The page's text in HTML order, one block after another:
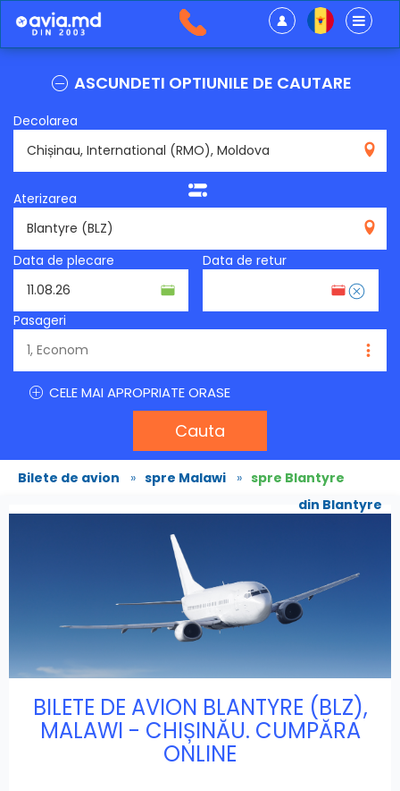
ASCUNDETI OPTIUNILE DE CAUTARE
Decolarea
Aterizarea
Data de plecare
Data de retur
Pasageri
CELE MAI APROPRIATE ORASE
Cauta
Bilete de avion » spre Malawi » spre Blantyre
din Blantyre
BILETE DE AVION BLANTYRE (BLZ),
MALAWI - CHIȘINĂU. CUMPĂRA
ONLINE